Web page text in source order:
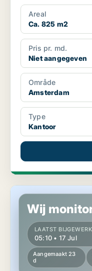
Areal
Ca. 825 m2
Pris pr. md.
Niet aangegeven
Område
Amsterdam
Type
Kantoor
Kantoor in Amsterdam
Wij
LAATST
05:10 • 17 Jul
Aangemaakt 23
d